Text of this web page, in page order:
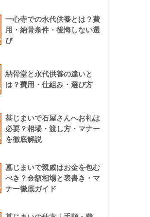
一心寺での永代供養とは？費
用・納骨条件・後悔しない選
び
納骨堂と永代供養の違いと
は？費用・仕組み・選び方
墓じまいで石屋さんへお礼は
必要？相場・渡し方・マナー
を徹底解説
墓じまいで親戚はお金を包む
べき？金額相場と表書き・マ
ナー徹底ガイド